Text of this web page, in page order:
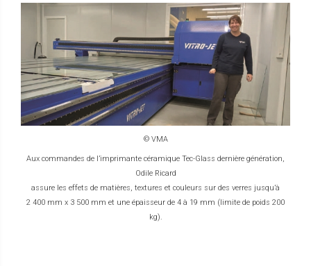
© VMA
Aux commandes de l’imprimante céramique Tec-Glass dernière génération,
Odile Ricard
assure les effets de matières, textures et couleurs sur des verres jusqu’à
2 400 mm x 3 500 mm et une épaisseur de 4 à 19 mm (limite de poids 200
kg).